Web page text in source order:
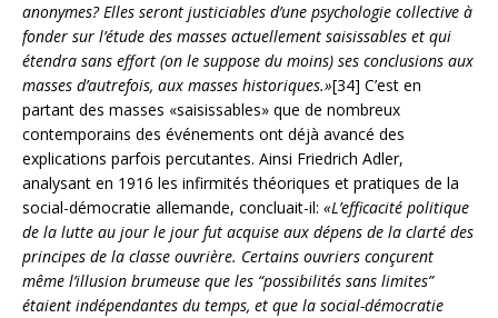
anonymes? Elles seront justiciables d’une psychologie collective à
fonder sur l’étude des masses actuellement saisissables et qui
étendra sans effort (on le suppose du moins) ses conclusions aux
masses d’autrefois, aux masses historiques.»[34] C’est en
partant des masses «saisissables» que de nombreux
contemporains des événements ont déjà avancé des
explications parfois percutantes. Ainsi Friedrich Adler,
analysant en 1916 les infirmités théoriques et pratiques de la
social-démocratie allemande, concluait-il: «L’efficacité politique
de la lutte au jour le jour fut acquise aux dépens de la clarté des
principes de la classe ouvrière. Certains ouvriers conçurent
même l’illusion brumeuse que les “possibilités sans limites”
étaient indépendantes du temps, et que la social-démocratie